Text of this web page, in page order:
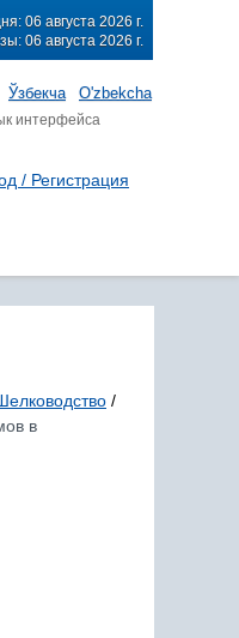
06 августа 2026 г.
06 августа 2026 г.
Ўзбекча O'zbekcha
интерфейса
/ Регистрация
/
в